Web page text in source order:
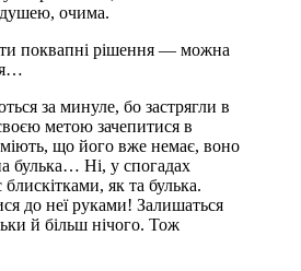
очима.
поквапні рішення — можна
за минуле, бо застрягли в
метою зачепитися в
що його вже немає, воно
булька… Ні, у спогадах
як та булька.
до неї руками! Залишаться
й більш нічого. Тож